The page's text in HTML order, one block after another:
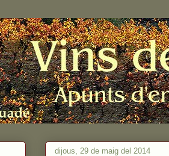
dijous, 29 de maig del 2014